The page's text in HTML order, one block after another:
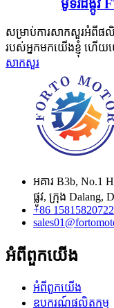
ម៉ូទ័រដង្កូវ
សម្រាប់ការសាកសួរអំពីផ
របស់អ្នកមកយើងខ្ញុំ ហើយ
សាកសួរ
អគារ B3b, No.1
ផ្លូវ, ក្រុង Dalang,
+86 15815820722
អំពីពួកយើង
អំពីពួកយើង
ឧបករណ៍ផលិតកម្ម